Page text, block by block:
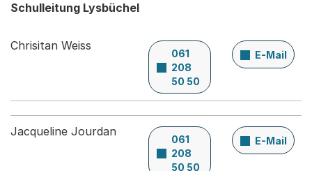
Schulleitung Lysbüchel
Chrisitan Weiss
061
208
50 50
E-Mail
Jacqueline Jourdan
061
208
50 50
E-Mail